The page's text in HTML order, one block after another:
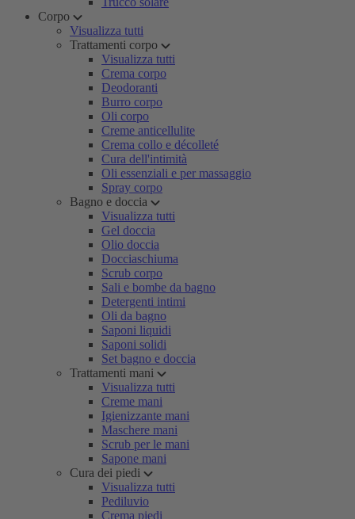
Corpo
Visualizza tutti
Trattamenti corpo
Visualizza tutti
Crema corpo
Deodoranti
Burro corpo
Oli corpo
Creme anticellulite
Crema collo e décolleté
Cura dell'intimità
Oli essenziali e per massaggio
Spray corpo
Bagno e doccia
Visualizza tutti
Gel doccia
Olio doccia
Docciaschiuma
Scrub corpo
Sali e bombe da bagno
Detergenti intimi
Oli da bagno
Saponi liquidi
Saponi solidi
Set bagno e doccia
Trattamenti mani
Visualizza tutti
Creme mani
Igienizzante mani
Maschere mani
Scrub per le mani
Sapone mani
Cura dei piedi
Visualizza tutti
Pediluvio
Crema piedi